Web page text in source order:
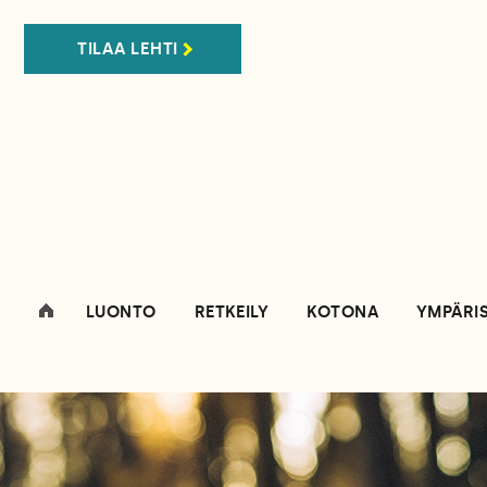
TILAA LEHTI
LUONTO RETKEILY KOTONA